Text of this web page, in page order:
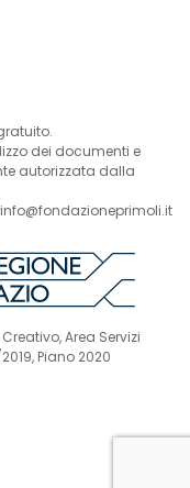
dei documenti e
autorizzata dalla
Area Servizi
Piano 2020